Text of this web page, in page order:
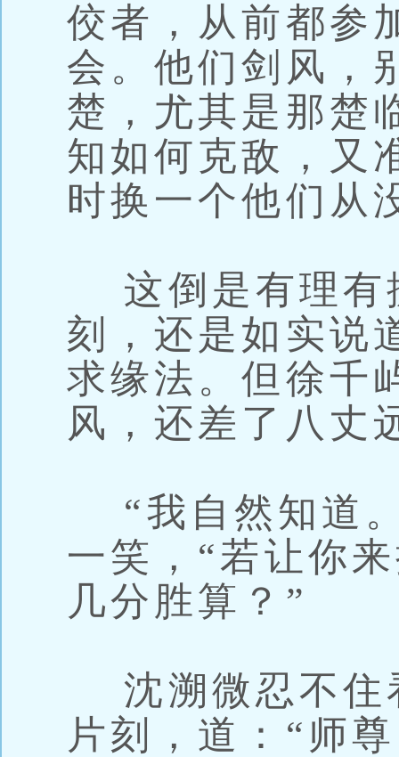
佼者，从前都参
会。他们剑风，
楚，尤其是那楚
知如何克敌，又
时换一个他们从
这倒是有理有
刻，还是如实说
求缘法。但徐
风，还差了八丈
“我自然知道
一笑，“若让你
几分胜算？”
沈溯微忍不住
片刻，道：“师